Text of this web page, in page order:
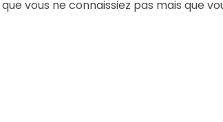
vous ne connaissiez pas mais que